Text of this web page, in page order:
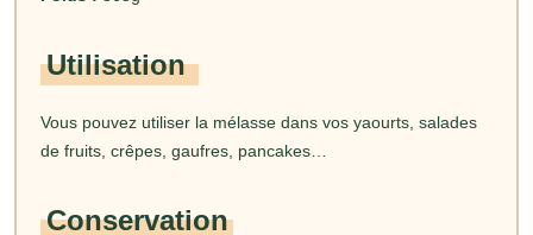
Utilisation
Vous pouvez utiliser la mélasse dans vos yaourts, salades
de fruits, crêpes, gaufres, pancakes…
Conservation